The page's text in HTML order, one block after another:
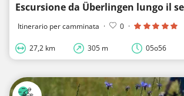
Itinerario per camminata · 0 ·
27,2 km 305 m 05o56